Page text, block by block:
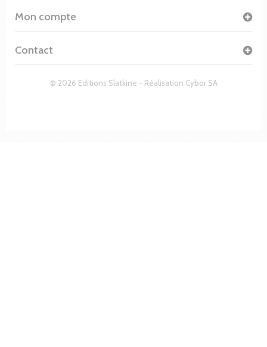
© 2026 Editions Slatkine - Réalisation Cybor SA
Mon compte
Contact